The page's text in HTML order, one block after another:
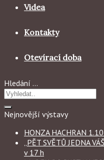
Videa
Kontakty
Otevírací doba
Hledání …
Nejnovější výstavy
HONZA HACHRAN
„PĚT SVĚTŮ JEDNA
v 17 h